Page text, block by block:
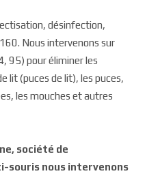
désinfection,
Nous intervenons sur
95) pour éliminer les
lit (puces de lit), les puces,
les mouches et autres
société de
souris nous intervenons